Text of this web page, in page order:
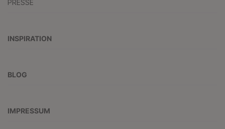
PRESSE
INSPIRATION
BLOG
IMPRESSUM